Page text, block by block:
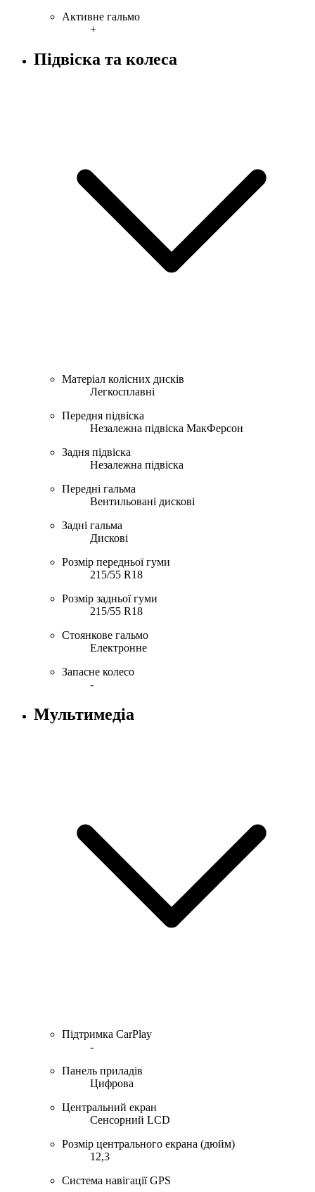
Активне гальмо
+
Підвіска та колеса
Матеріал колісних дисків
Легкосплавні
Передня підвіска
Незалежна підвіска МакФерсон
Задня підвіска
Незалежна підвіска
Передні гальма
Вентильовані дискові
Задні гальма
Дискові
Розмір передньої гуми
215/55 R18
Розмір задньої гуми
215/55 R18
Стоянкове гальмо
Електронне
Запасне колесо
-
Мультимедіа
Підтримка CarPlay
-
Панель приладів
Цифрова
Центральний екран
Сенсорний LCD
Розмір центрального екрана (дюйм)
12,3
Система навігації GPS